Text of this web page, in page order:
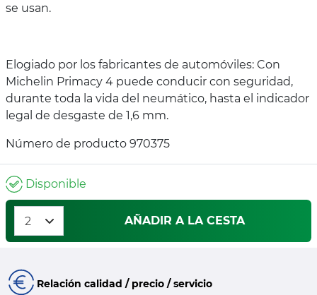
se usan.
Elogiado por los fabricantes de automóviles: Con
Michelin Primacy 4 puede conducir con seguridad,
durante toda la vida del neumático, hasta el indicador
legal de desgaste de 1,6 mm.
Número de producto 970375
Disponible
AÑADIR A LA CESTA
Relación calidad / precio / servicio